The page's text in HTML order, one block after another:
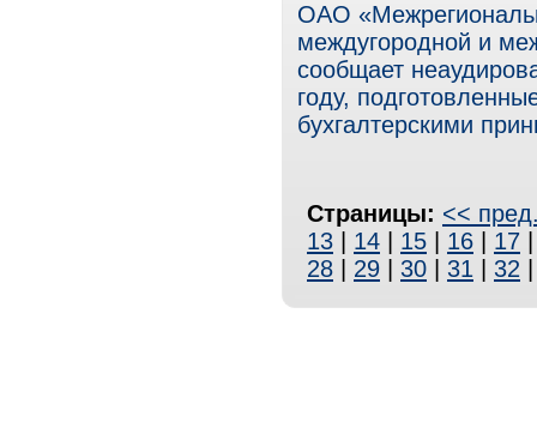
ОАО
междугородной и
сообщает
году,
бухгалтерскими
Страницы: <<
13
14 15 16 17
28
29 30 31 32